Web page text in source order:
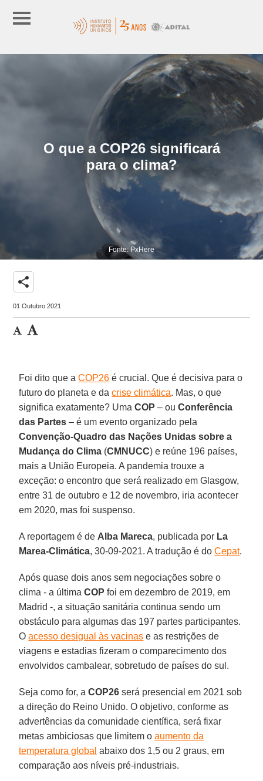
O que a COP26 significará
para o clima?
Fonte: PxHere
share
01 Outubro 2021
Foi dito que aCOP26 é crucial. Que é decisiva para o
futuro do planeta e dacrise climática. Mas, o que
significa exatamente? UmaCOP – ouConferência
das Partes – é um evento organizado pela
Convenção-Quadro das Nações Unidas sobre a
Mudança do Clima (CMNUCC) e reúne 196 países,
mais a União Europeia. A pandemia trouxe a
exceção: o encontro que será realizado em Glasgow,
entre 31 de outubro e 12 de novembro, iria acontecer
em 2020, mas foi suspenso.
A reportagem é de Alba Mareca, publicada por La
Marea-Climática, 30-09-2021. A tradução é doCepat.
Após quase dois anos sem negociações sobre o
clima - a últimaCOP foi em dezembro de 2019, em
Madrid -, a situação sanitária continua sendo um
obstáculo para algumas das 197 partes participantes.
Oacesso desigual às vacinas e as restrições de
viagens e estadias fizeram o comparecimento dos
envolvidos cambalear, sobretudo de países do sul.
Seja como for, aCOP26 será presencial em 2021 sob
a direção do Reino Unido. O objetivo, conforme as
advertências da comunidade científica, será fixar
metas ambiciosas que limitem oaumento da
temperatura global abaixo dos 1,5 ou 2 graus, em
comparação aos níveis pré-industriais.